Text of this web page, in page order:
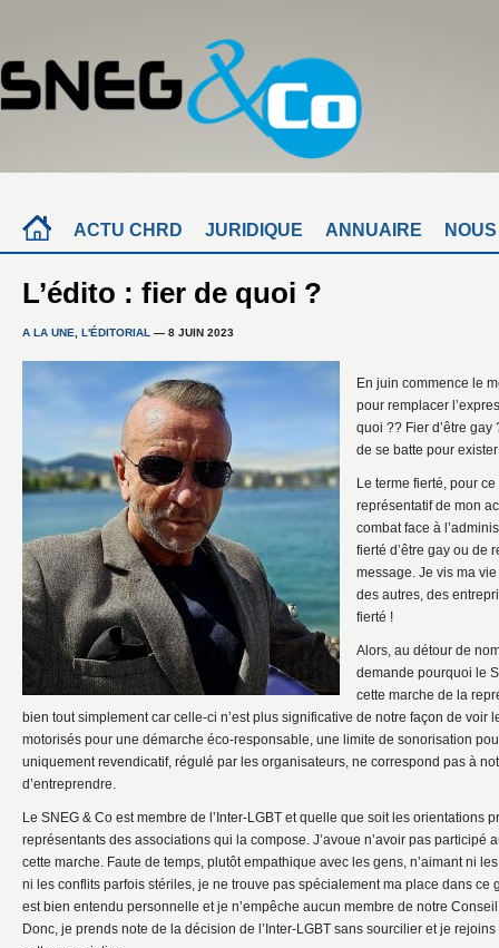
ACTU CHRD JURIDIQUE ANNUAIRE
L’édito : fier de quoi ?
A LA UNE L'ÉDITORIAL — 8 JUIN 2023
En juin commence le
pour remplacer
quoi ?? Fier d’être gay
de se batte pour
Le terme fierté, pour
représentatif de mon
combat face à
fierté d’être gay ou de
message. Je vis ma
des autres, des
fierté !
Alors, au détour de
demande pourquoi le
cette marche de la
bien tout simplement car celle-ci n’est plus significative de notre façon de voir
motorisés pour une démarche éco-responsable, une limite de sonorisation
uniquement revendicatif, régulé par les organisateurs, ne correspond pas à
d’entreprendre.
Le SNEG & Co est membre de l’Inter-LGBT et quelle que soit les orientations
représentants des associations qui la compose. J’avoue n’avoir pas participé
cette marche. Faute de temps, plutôt empathique avec les gens, n’aimant ni
ni les conflits parfois stériles, je ne trouve pas spécialement ma place dans ce
est bien entendu personnelle et je n’empêche aucun membre de notre
Donc, je prends note de la décision de l’Inter-LGBT sans sourcilier et je